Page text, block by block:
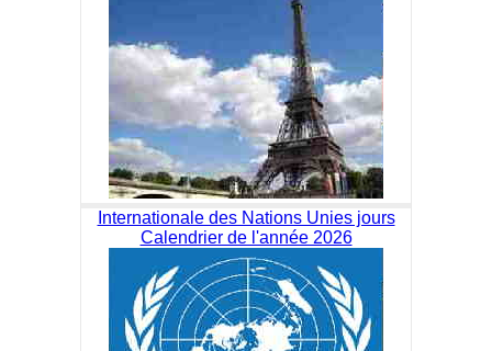
Internationale des Nations Unies jours
Calendrier de l'année 2026